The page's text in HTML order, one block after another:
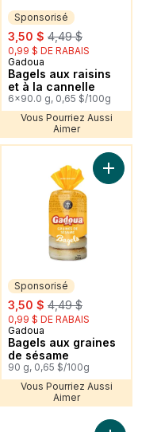
Sponsorisé
sale:
3,50 $ , formerly:
4,49 $
0,99 $ DE RABAIS
Sponsorisé
Gadoua
Bagels aux raisins
et à la cannelle
6x90.0 g, 0,65 $/100g
Vous Pourriez Aussi
Aimer
Croissants au panier
Vous Pourriez Aussi Aimer
Sponsorisé
sale:
3,50 $ , formerly:
4,49 $
0,99 $ DE RABAIS
Sponsorisé
Gadoua
Bagels aux graines
de sésame
90 g, 0,65 $/100g
Ajouter
Vous Pourriez Aussi
Aimer